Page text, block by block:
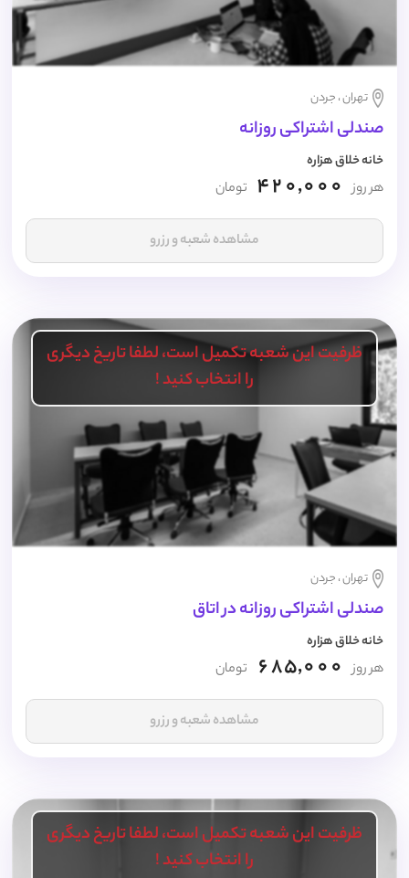
تهران ، جردن
صندلی اشتراکی روزانه
خانه خلاق هزاره
هر روز 420,000 تومان
مشاهده شعبه و رزرو
ظرفیت این شعبه تکمیل است، لطفا تاریخ دیگری
را انتخاب کنید !
تهران ، جردن
صندلی اشتراکی روزانه در اتاق
خانه خلاق هزاره
هر روز 685,000 تومان
مشاهده شعبه و رزرو
ظرفیت این شعبه تکمیل است، لطفا تاریخ دیگری
را انتخاب کنید !